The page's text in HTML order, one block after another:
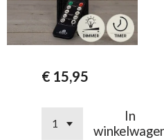
€ 15,95
In